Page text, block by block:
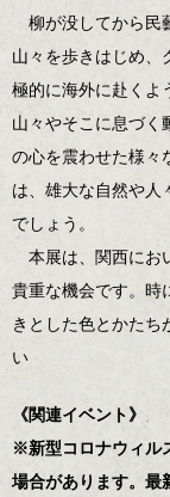
柳が没してから民
山々を歩きはじめ、
極的に海外に赴くよ
山々やそこに息づく
の心を震わせた様々
は、雄大な自然や人
でしょう。
本展は、関西にお
貴重な機会です。時
きとした色とかたち
い
《関連イベント》
※新型コロナウィル
場合があります。最